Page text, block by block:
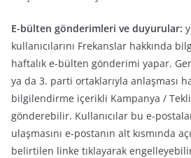
E-bülten gönderimleri ve duyurular:
kullanıcılarını Frekanslar hakkında
haftalık e-bülten gönderimi yapar.
ya da 3. parti ortaklarıyla anlaşması
bilgilendirme içerikli Kampanya /
gönderebilir. Kullanıcılar bu e-
ulaşmasını e-postanın alt kısmında
belirtilen linke tıklayarak